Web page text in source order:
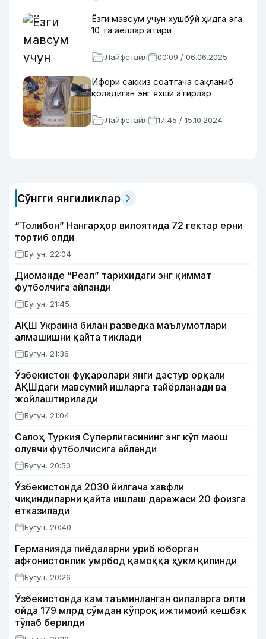
Ёзги мавсум учун хушбўй ҳидга эга
10 та аёллар атири
Лайфстайл 00:09 / 06.06.2025
Ифори саккиз соатгача сақланиб
қоладиган энг яхши атирлар
Лайфстайл 17:45 / 15.10.2024
Сўнгги янгиликлар
“Толибон” Нангарҳор вилоятида 72 гектар ерни
тортиб олди
Бугун, 22:04
Диоманде “Реал” тарихидаги энг қиммат
футболчига айланди
Бугун, 21:45
АҚШ Украина билан разведка маълумотлари
алмашишни қайта тиклади
Бугун, 21:36
Ўзбекистон фуқаролари янги дастур орқали
АҚШдаги мавсумий ишларга тайёрланади ва
жойлаштирилади
Бугун, 21:04
Салоҳ Туркия Суперлигасининг энг кўп маош
олувчи футболчисига айланди
Бугун, 20:50
Ўзбекистонда 2030 йилгача хавфли
чиқиндиларни қайта ишлаш даражаси 20 фоизга
етказилади
Бугун, 20:40
Германияда пиёдаларни уриб юборган
афғонистонлик умрбод қамоққа ҳукм қилинди
Бугун, 20:26
Ўзбекистонда кам таъминланган оилаларга олти
ойда 179 млрд сўмдан кўпроқ ижтимоий кешбэк
тўлаб берилди